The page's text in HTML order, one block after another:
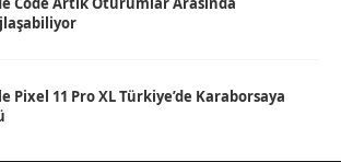
Pixel 11 Pro XL Türkiye’de Karaborsaya